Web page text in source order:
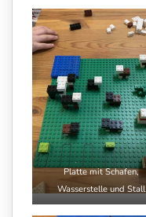
Platte mit Schafen,
Wasserstelle und Stall